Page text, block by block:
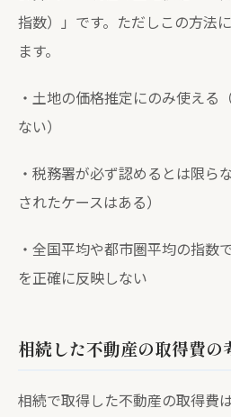
指数）」です。ただしこの方法
ます。
・土地の価格推定にのみ使える
ない）
・税務署が必ず認めるとは限ら
されたケースはある）
・全国平均や都市圏平均の指数
を正確に反映しない
相続した不動産の取得費の
相続で取得した不動産の取得費は